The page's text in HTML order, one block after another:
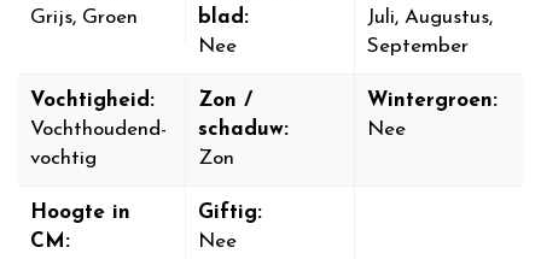
Grijs, Groen
blad:
Nee
Juli, Augustus,
September
Vochtigheid:
Vochthoudend-
vochtig
Zon /
schaduw:
Zon
Wintergroen:
Nee
Hoogte in
CM:
Giftig:
Nee